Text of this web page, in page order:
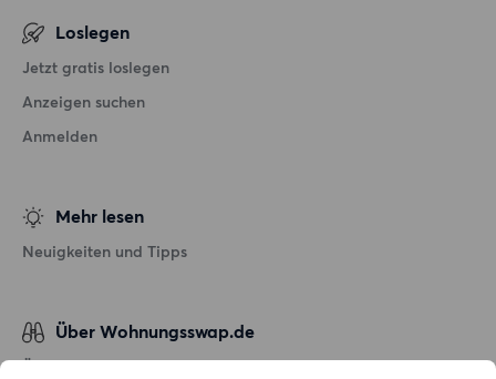
Loslegen
Jetzt gratis loslegen
Anzeigen suchen
Anmelden
Mehr lesen
Neuigkeiten und Tipps
Über Wohnungsswap.de
Über uns